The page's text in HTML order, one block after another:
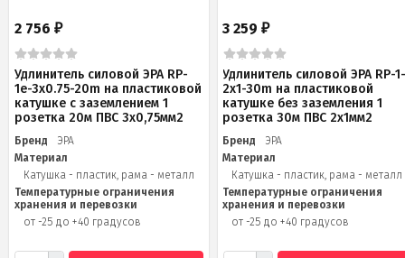
2 756 ₽
Удлинитель силовой ЭРА RP-
1e-3х0.75-20m на пластиковой
катушке c заземлением 1
розетка 20м ПВС 3х0,75мм2
Бренд
ЭРА
Материал
Катушка - пластик, рама - металл
Температурные ограничения
хранения и перевозки
от -25 до +40 градусов
3 259₽
Удлинитель силовой ЭРА RP-
2x1-30m на пластиковой
катушке без заземления 1
розетка 30м ПВС 2x1мм2
Бренд
ЭРА
Материал
Катушка - пластик, рама - металл
Температурные ограничения
хранения и перевозки
от -25 до +40 градусов